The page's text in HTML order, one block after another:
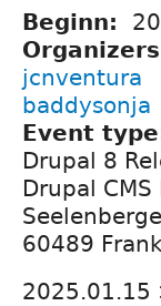
Beginn:
jcnventura
baddysonja
Event
Drupal 8
Drupal
60489